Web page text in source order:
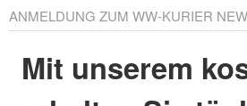
ANMELDUNG ZUM WW-KURIER
Mit unserem